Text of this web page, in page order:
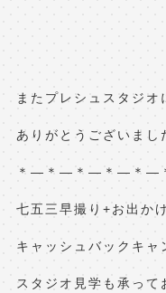
またプレシュスタジオ
ありがとうございまし
＊—＊—＊—＊—＊—
七五三早撮り+お出か
キャッシュバックキ
スタジオ見学も承っ